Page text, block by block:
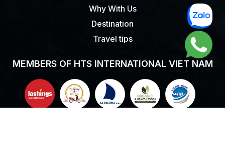
Why With Us
Destination
Travel tips
MEMBERS OF HTS INTERNATIONAL VIET NAM